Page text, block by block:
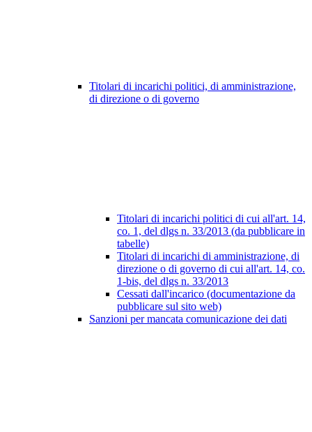
Titolari di incarichi politici, di amministrazione,
di direzione o di governo
Titolari di incarichi politici di cui all'art. 14,
co. 1, del dlgs n. 33/2013 (da pubblicare in
tabelle)
Titolari di incarichi di amministrazione, di
direzione o di governo di cui all'art. 14, co.
1-bis, del dlgs n. 33/2013
Cessati dall'incarico (documentazione da
pubblicare sul sito web)
Sanzioni per mancata comunicazione dei dati